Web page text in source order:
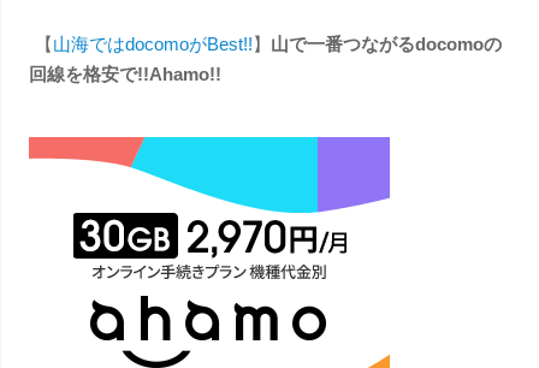
【山海ではdocomoがBest!!】 山で一番つながるdocomoの
回線を格安で!!Ahamo!!